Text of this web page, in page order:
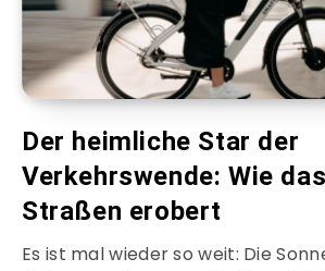
Der heimliche Star der
Verkehrswende: Wie
Straßen erobert
Es ist mal wieder so weit: Die